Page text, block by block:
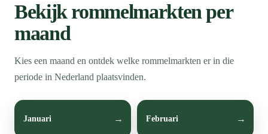
Bekijk rommelmarkten per
maand
Kies een maand en ontdek welke rommelmarkten er in die
periode in Nederland plaatsvinden.
Januari Februari